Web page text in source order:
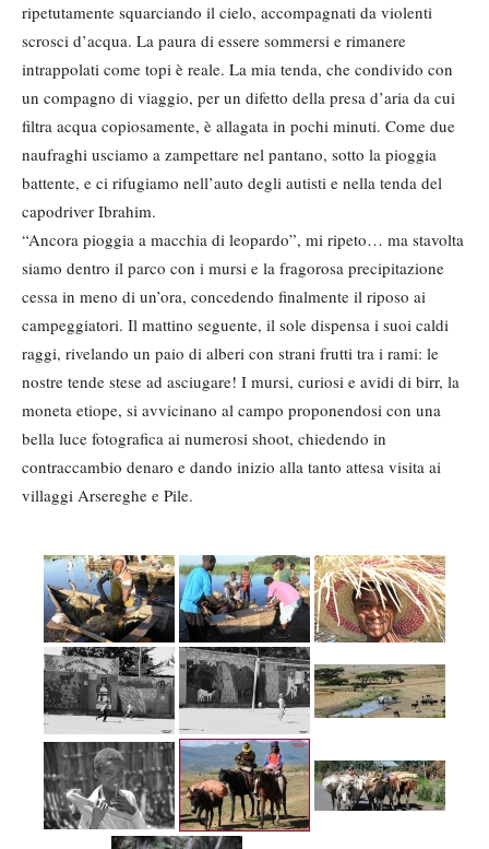
ripetutamente squarciando il cielo, accompagnati da violenti
scrosci d’acqua. La paura di essere sommersi e rimanere
intrappolati come topi è reale. La mia tenda, che condivido con
un compagno di viaggio, per un difetto della presa d’aria da cui
filtra acqua copiosamente, è allagata in pochi minuti. Come due
naufraghi usciamo a zampettare nel pantano, sotto la pioggia
battente, e ci rifugiamo nell’auto degli autisti e nella tenda del
capodriver Ibrahim.
“Ancora pioggia a macchia di leopardo”, mi ripeto… ma stavolta
siamo dentro il parco con i mursi e la fragorosa precipitazione
cessa in meno di un’ora, concedendo finalmente il riposo ai
campeggiatori. Il mattino seguente, il sole dispensa i suoi caldi
raggi, rivelando un paio di alberi con strani frutti tra i rami: le
nostre tende stese ad asciugare! I mursi, curiosi e avidi di birr, la
moneta etiope, si avvicinano al campo proponendosi con una
bella luce fotografica ai numerosi shoot, chiedendo in
contraccambio denaro e dando inizio alla tanto attesa visita ai
villaggi Arsereghe e Pile.